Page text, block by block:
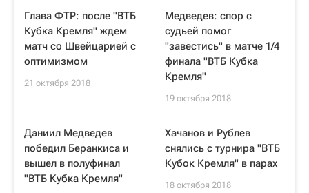
Глава ФТР: после "ВТБ
Кубка Кремля" ждем
матч со Швейцарией с
оптимизмом
21 октября 2018
Медведев: спор с
судьей помог
"завестись" в матче 1/4
финала "ВТБ Кубка
Кремля"
19 октября 2018
Даниил Медведев
победил Беранкиса и
вышел в полуфинал
"ВТБ Кубка Кремля"
Хачанов и Рублев
снялись с турнира "ВТБ
Кубок Кремля" в парах
18 октября 2018